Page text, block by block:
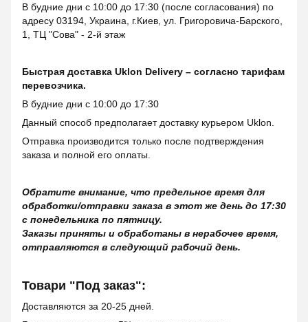
В будние дни с 10:00 до 17:30 (после согласования) по
адресу 03194, Украина, г.Киев, ул. Григоровича-Барского,
1, ТЦ "Сова" - 2-й этаж
Быстрая доставка Uklon Delivery – согласно тарифам
перевозчика.
В будние дни с 10:00 до 17:30
Данный способ предполагает доставку курьером Uklon.
Отправка производится только после подтверждения
заказа и полной его оплаты.
Обратите внимание, что предельное время для
обработки/отправки заказа в этот же день до 17:30
с понедельника по пятницу.
Заказы приняты и обработаны в нерабочее время,
отправляются в следующий рабочий день.
Товари "Под заказ":
Доставляются за 20-25 дней.